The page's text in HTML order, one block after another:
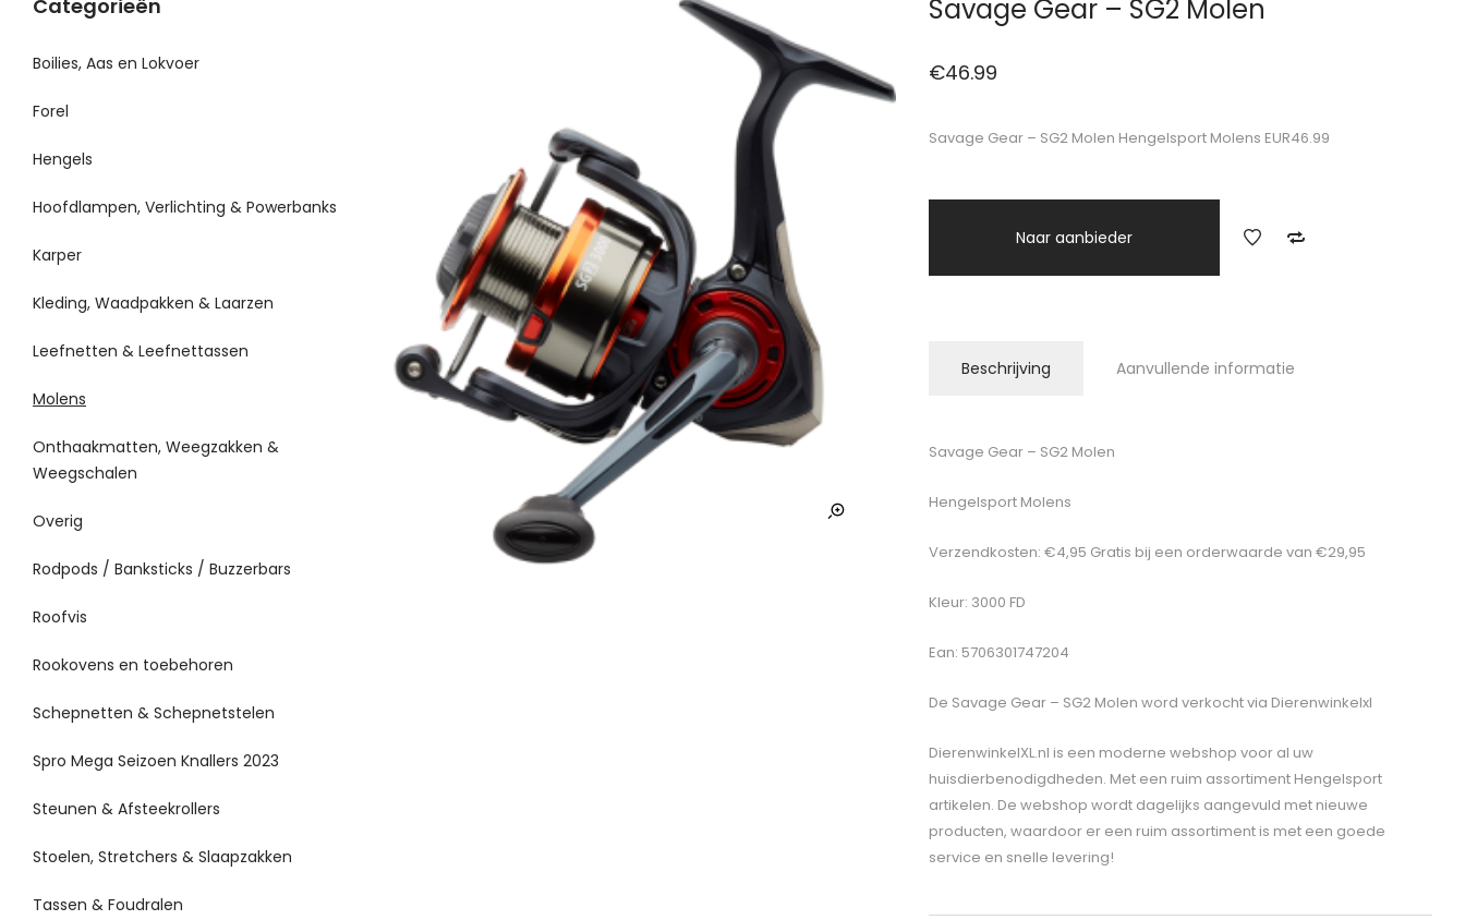
Savage Gear – SG2 Molen
€46.99
Savage Gear – SG2 Molen Hengelsport Molens EUR46.99
Naar aanbieder
Beschrijving Aanvullende informatie
Savage Gear – SG2 Molen
Hengelsport Molens
Verzendkosten: €4,95 Gratis bij een orderwaarde van €29,95
Kleur: 3000 FD
Ean: 5706301747204
De Savage Gear – SG2 Molen word verkocht via Dierenwinkelxl
DierenwinkelXL.nl is een moderne webshop voor al uw
huisdierbenodigdheden. Met een ruim assortiment Hengelsport
artikelen. De webshop wordt dagelijks aangevuld met nieuwe
producten, waardoor er een ruim assortiment is met een goede
service en snelle levering!
Categorieën
Boilies, Aas en Lokvoer
Forel
Hengels
Hoofdlampen, Verlichting & Powerbanks
Karper
Kleding, Waadpakken & Laarzen
Leefnetten & Leefnettassen
Molens
Onthaakmatten, Weegzakken &
Weegschalen
Overig
Rodpods / Banksticks / Buzzerbars
Roofvis
Rookovens en toebehoren
Schepnetten & Schepnetstelen
Spro Mega Seizoen Knallers 2023
Steunen & Afsteekrollers
Stoelen, Stretchers & Slaapzakken
Tassen & Foudralen